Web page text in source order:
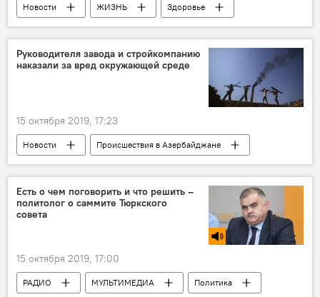
Новости ЖИЗНЬ
Здоровье
Азербайджан
Руководителя завода и стройкомпанию
наказали за вред окружающей среде
15 октября 2019, 17:23
Новости
Происшествия в Азербайджане
Происшествия
ЖИЗНЬ
Азербайджан
Есть о чем поговорить и что решить –
политолог о саммите Тюркского
совета
15 октября 2019, 17:00
РАДИО МУЛЬТИМЕДИА
Политика